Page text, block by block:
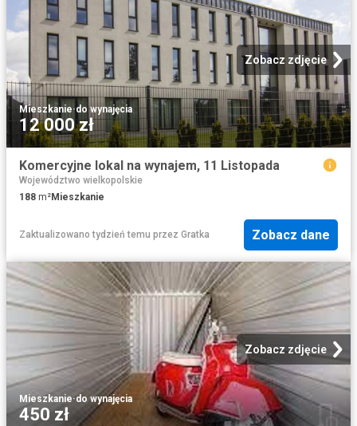
Zobacz zdjęcie
Mieszkanie·do wynajęcia
12 000 zł
Komercyjne lokal na wynajem, 11 Listopada
Województwo wielkopolskie
188 m²Mieszkanie
Zaktualizowano tydzień temu przez Gratka Zobacz dane
Zobacz zdjęcie
Mieszkanie·do wynajęcia
450 zł